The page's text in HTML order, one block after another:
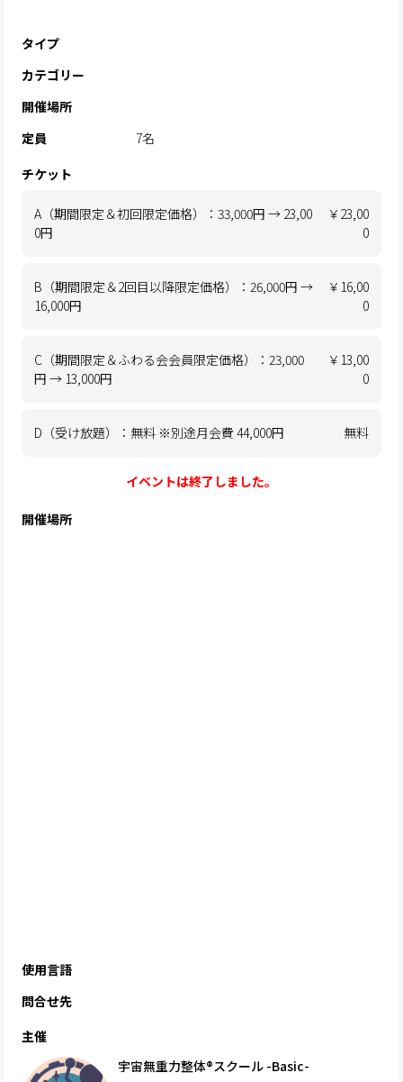
タイプ
カテゴリー
開催場所
定員
7名
チケット
A（期間限定＆初回限定価格）：33,000円 → 23,00
0円
￥23,00
0
B（期間限定＆2回目以降限定価格）：26,000円 →
16,000円
￥16,00
0
C（期間限定＆ふわる会会員限定価格）：23,000
円 → 13,000円
￥13,00
0
D（受け放題）：無料 ※別途月会費 44,000円 無料
イベントは終了しました。
開催場所
使用言語
問合せ先
主催
宇宙無重力整体®スクール -Basic-